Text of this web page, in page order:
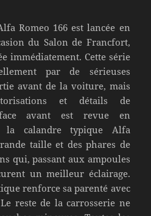
Romeo 166 est lancée en
du Salon de Francfort,
immédiatement. Cette série
par de sérieuses
avant de la voiture, mais
et détails de
avant est revue en
la calandre typique Alfa
taille et des phares de
qui, passant aux ampoules
un meilleur éclairage.
renforce sa parenté avec
reste de la carrosserie ne